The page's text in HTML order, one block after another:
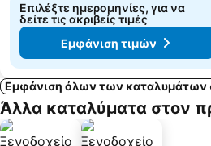
Επιλέξτε ημερομηνίες, για να
δείτε τις ακριβείς τιμές
Εμφάνιση τιμών
Εμφάνιση όλων των καταλυμάτων
Άλλα καταλύματα στον